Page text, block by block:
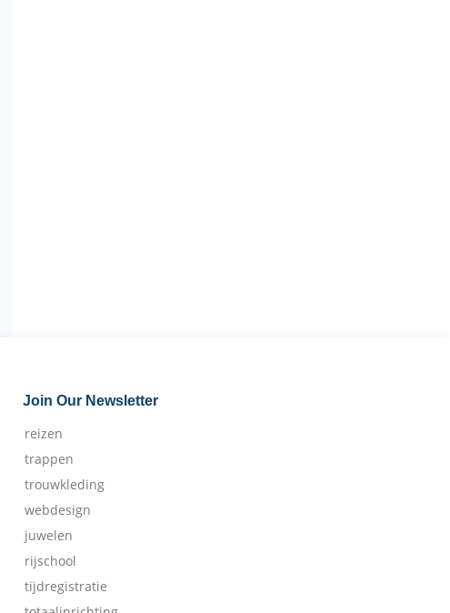
Join Our Newsletter
reizen
trappen
trouwkleding
webdesign
juwelen
rijschool
tijdregistratie